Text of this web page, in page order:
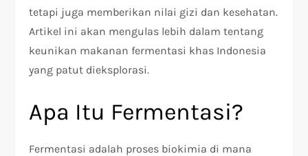
tetapi juga memberikan nilai gizi dan kesehatan.
Artikel ini akan mengulas lebih dalam tentang
keunikan makanan fermentasi khas Indonesia
yang patut dieksplorasi.
Apa Itu Fermentasi?
Fermentasi adalah proses biokimia di mana